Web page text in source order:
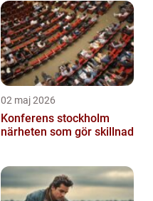
02 maj 2026
Konferens stockholm
närheten som gör skillnad